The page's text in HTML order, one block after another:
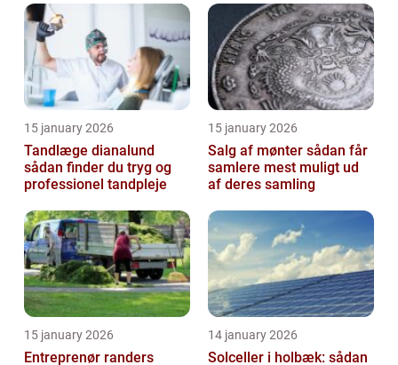
15 january 2026
Tandlæge dianalund
sådan finder du tryg og
professionel tandpleje
15 january 2026
Salg af mønter sådan får
samlere mest muligt ud
af deres samling
15 january 2026
Entreprenør randers
14 january 2026
Solceller i holbæk: sådan